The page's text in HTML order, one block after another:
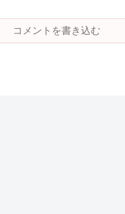
コメントを書き込む